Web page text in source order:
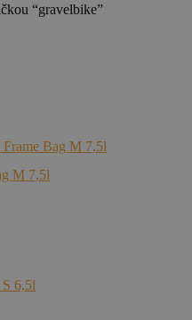
“gravelbike”
M 7,5l